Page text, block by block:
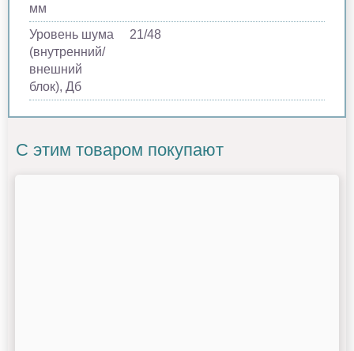
мм
Уровень шума
(внутренний/
внешний
блок), Дб
21/48
С этим товаром покупают